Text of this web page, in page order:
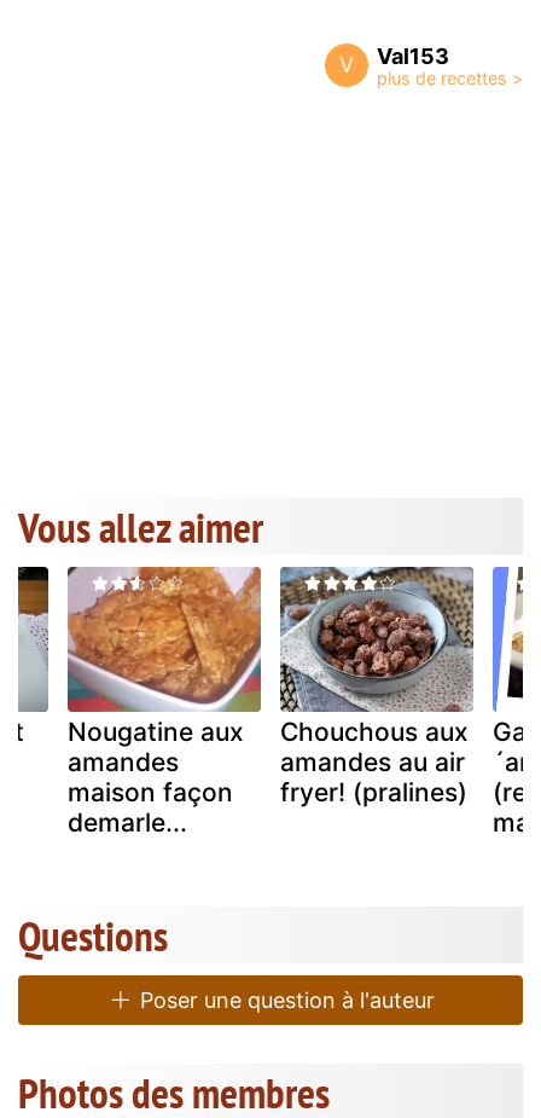
V Val153
Vous allez aimer
Nougatine aux
amandes
maison façon
demarle...
Chouchous aux
amandes au air
fryer! (pralines)
Questions
Poser une question à l'auteur
Photos des membres